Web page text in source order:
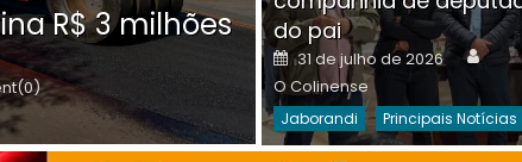
R$ 3 milhões
on
30 de julho de 2026 O
Destaques Da Semana
do pai
Posted
on
31 de julho de 2026
O Colinense
Jaborandi Principais Notícias